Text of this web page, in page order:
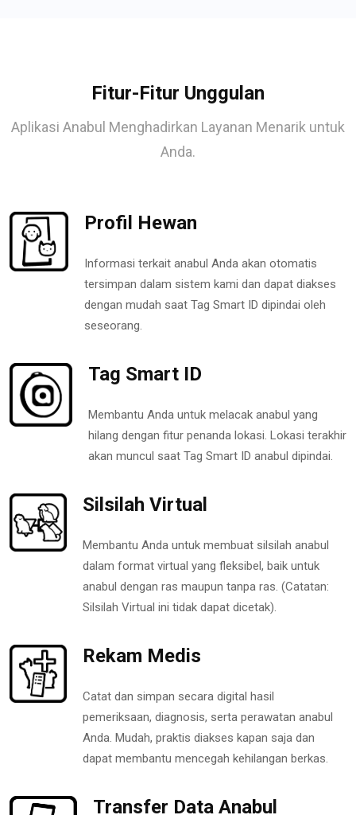
Fitur-Fitur Unggulan
Aplikasi Anabul Menghadirkan Layanan Menarik untuk
Anda.
Profil Hewan
Informasi terkait anabul Anda akan otomatis
tersimpan dalam sistem kami dan dapat diakses
dengan mudah saat Tag Smart ID dipindai oleh
seseorang.
Tag Smart ID
Membantu Anda untuk melacak anabul yang
hilang dengan fitur penanda lokasi. Lokasi terakhir
akan muncul saat Tag Smart ID anabul dipindai.
Silsilah Virtual
Membantu Anda untuk membuat silsilah anabul
dalam format virtual yang fleksibel, baik untuk
anabul dengan ras maupun tanpa ras. (Catatan:
Silsilah Virtual ini tidak dapat dicetak).
Rekam Medis
Catat dan simpan secara digital hasil
pemeriksaan, diagnosis, serta perawatan anabul
Anda. Mudah, praktis diakses kapan saja dan
dapat membantu mencegah kehilangan berkas.
Transfer Data Anabul